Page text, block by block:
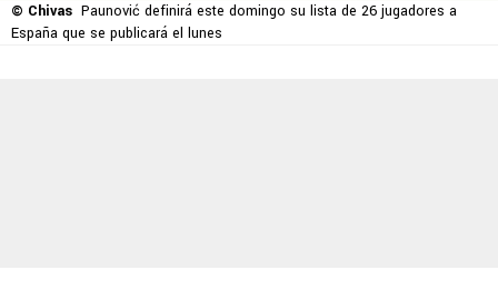
© Chivas Paunović definirá este domingo su lista de 26 jugadores a
España que se publicará el lunes